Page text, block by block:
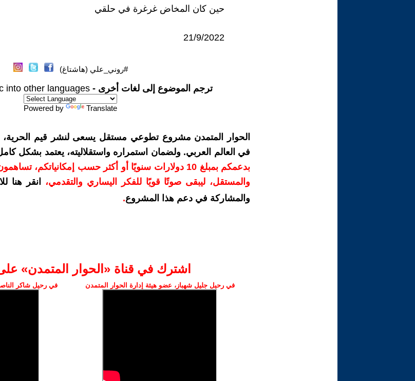
حين كان المخاض غرغرة في حلقي
21/9/2022
#روني_علي (هاشتاغ)
ترجم الموضوع إلى لغات أخرى - into other languages
Powered by Translate
الحوار المتمدن مشروع تطوعي مستقل يسعى لنشر قيم الحرية،
في العالم العربي. ولضمان استمراره واستقلاليته، يعتمد بشكل
بدعمكم بمبلغ 10 دولارات سنويًا أو أكثر حسب إمكانياتكم،
والمستقل، ليبقى صوتًا قويًا للفكر اليساري والتقدمي،
انقر هنا
والمشاركة في دعم هذا المشروع.
اشترك في قناة ‫«الحوار المتمدن»
في رحيل جليل شهباز، عضو هيئة إدارة الحوار المتمدن في رحيل شاكر